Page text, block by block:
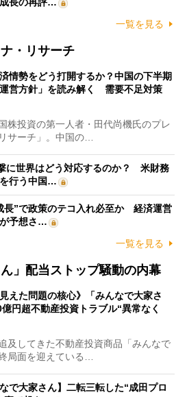
一覧を見る
・リサーチ
情勢をどう打開するか？中国の下半期
営方針」を読み解く 需要不足対策
株投資の第一人者・田代尚機氏のプレ
サーチ」。中国の…
に世界はどう対応するのか？ 米財務
行う中国…
長”で政策のテコ入れ必至か 経済運営
予想さ…
一覧を見る
ん」配当ストップ騒動の内幕
見えた問題の核心》「みんなで大家さ
円超不動産投資トラブル“異常なく
及してきた不動産投資商品「みんなで
局面を迎えている…
で大家さん】二転三転した“成田プロ